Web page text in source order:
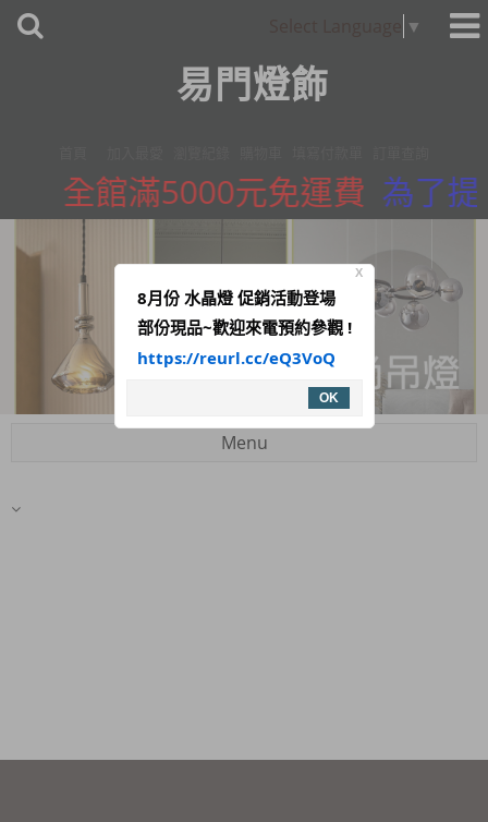
▼
易門燈飾
全館滿5000元免運費 為了
Menu
X
8月份 水晶燈 促銷活動登場
部份現品~歡迎來電預約參觀 !
https://reurl.cc/eQ3VoQ
OK